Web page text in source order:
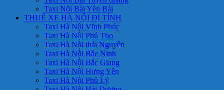
Taxi Nội Bài Yên Bái
THUÊ XE HÀ NỘI ĐI TỈNH
Taxi Hà Nội Vĩnh Phúc
Taxi Hà Nội Phú Thọ
Taxi Hà Nội thái Nguyên
Taxi Hà Nội Bắc Ninh
Taxi Hà Nội Bắc Giang
Taxi Hà Nội Hưng Yên
Taxi Hà Nội Phủ Lý